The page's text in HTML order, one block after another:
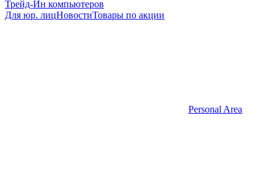
Трейд-Ин компьютеров
Для юр. лицНовостиТовары по акции
Personal Area